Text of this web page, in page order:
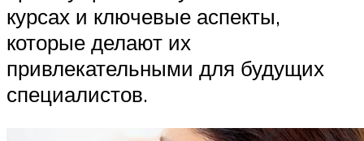
курсах и ключевые аспекты,
которые делают их
привлекательными для будущих
специалистов.